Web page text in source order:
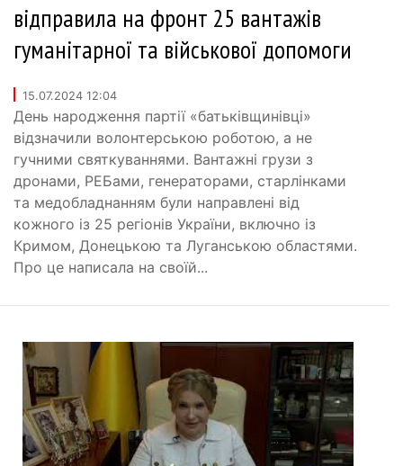
відправила на фронт 25 вантажів
гуманітарної та військової допомоги
15.07.2024 12:04
День народження партії «батьківщинівці»
відзначили волонтерською роботою, а не
гучними святкуваннями. Вантажні грузи з
дронами, РЕБами, генераторами, старлінками
та медобладнанням були направлені від
кожного із 25 регіонів України, включно із
Кримом, Донецькою та Луганською областями.
Про це написала на своїй...